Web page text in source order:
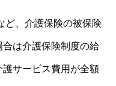
ど、介護保険の被保険
は介護保険制度の給
サービス費用が全額